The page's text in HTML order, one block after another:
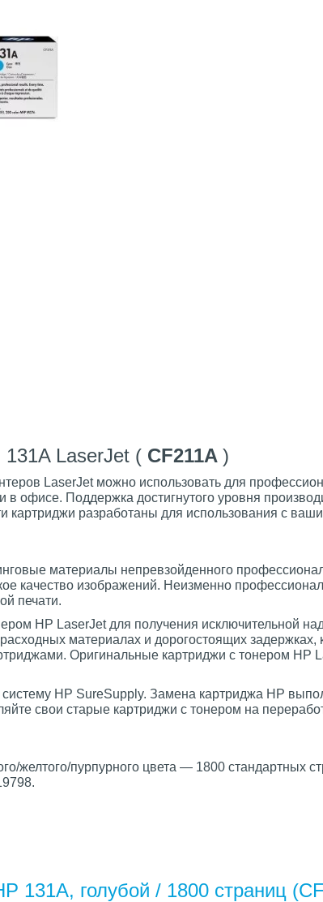
131A LaserJet ( CF211A )
LaserJet можно использовать для
офисе. Поддержка достигнутого уровня
картриджи разработаны для использования с
материалы непревзойденного
качество изображений. Неизменно
печати.
HP LaserJet для получения исключительной
материалах и дорогостоящих задержках,
Оригинальные картриджи с тонером HP
HP SureSupply. Замена картриджа HP
свои старые картриджи с тонером на
желтого/пурпурного цвета — 1800 стандартных
131A, голубой / 1800 страниц